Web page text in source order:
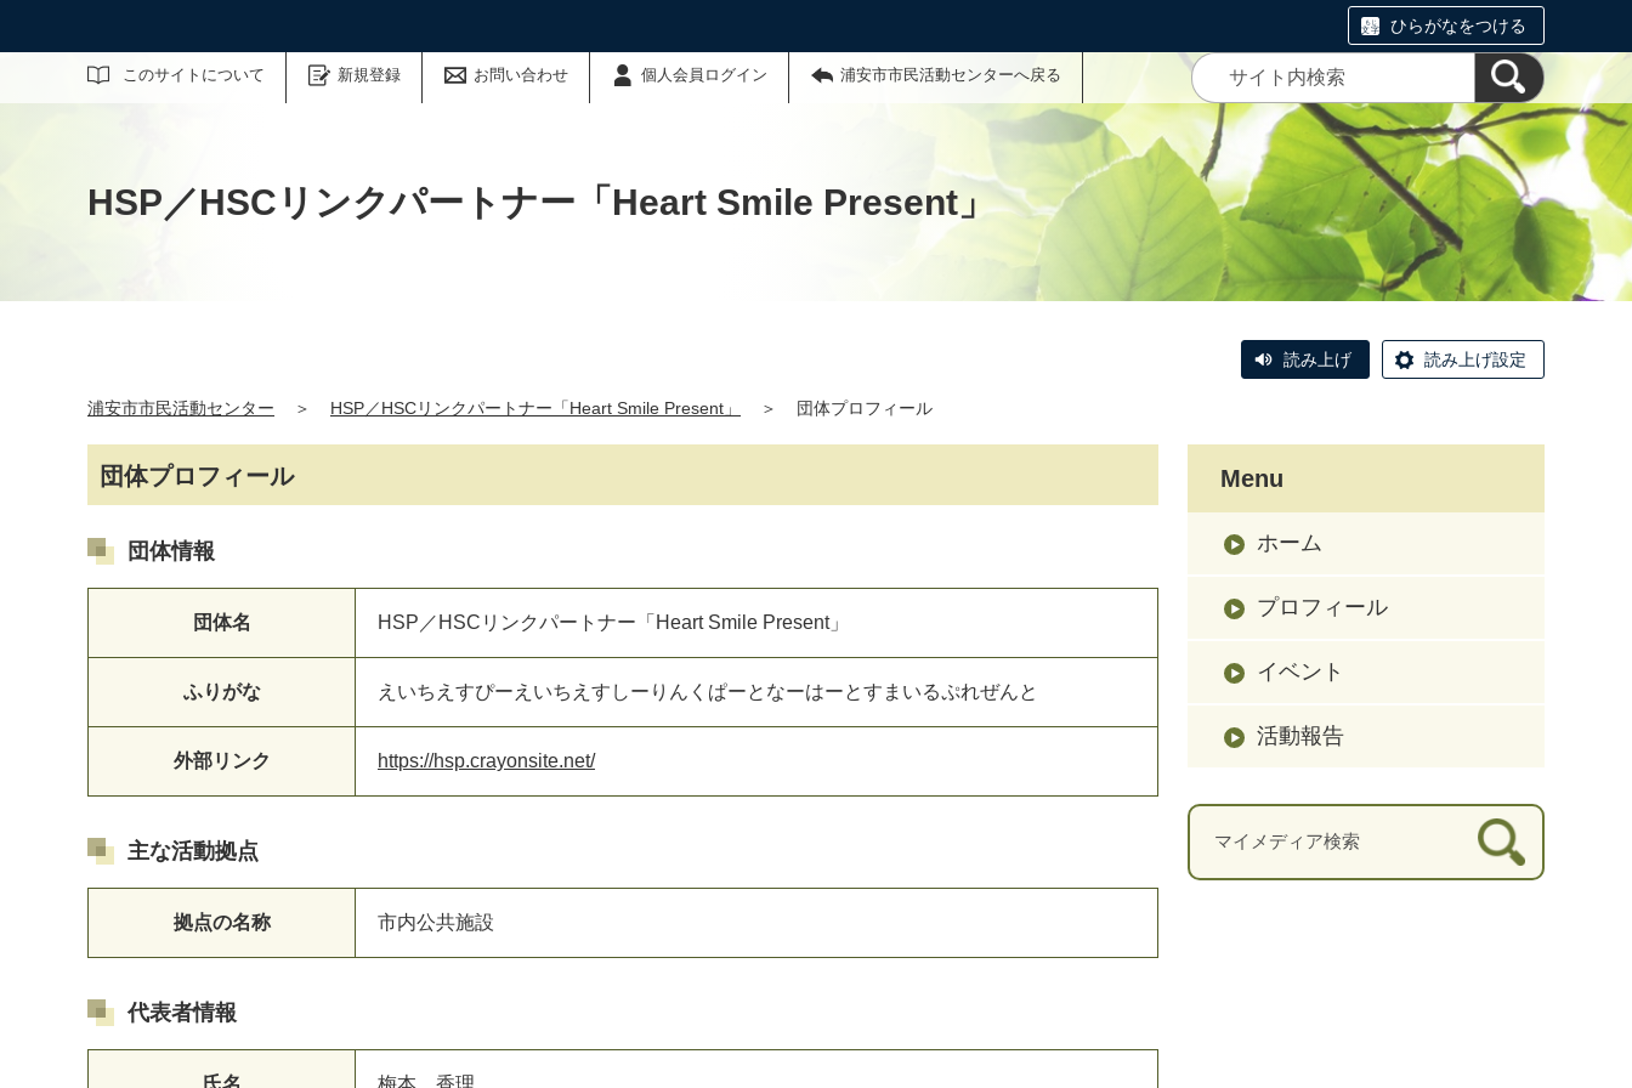
ひらがなをつける
このサイトについて 新規登録 お問い合わせ 個人会員ログイン 浦安市市民活動センターへ戻る
サイト内検索
HSP／HSCリンクパートナー「Heart Smile Present」
読み上げ 読み上げ設定
浦安市市民活動センター ＞ HSP／HSCリンクパートナー「Heart Smile Present」 ＞ 団体プロフィール
団体プロフィール
団体情報
団体名 HSP／HSCリンクパートナー「Heart Smile Present」
ふりがな えいちえすぴーえいちえすしーりんくぱーとなーはーとすまいるぷれぜんと
外部リンク https://hsp.crayonsite.net/
主な活動拠点
拠点の名称 市内公共施設
代表者情報
Menu
ホーム
プロフィール
イベント
活動報告